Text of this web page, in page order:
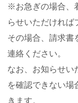
※お急ぎの場合、
らせいただければ
その場合、請求書
連絡ください。
なお、お知らせい
を確認できない
きます。